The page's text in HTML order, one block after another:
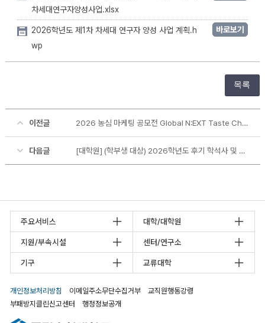
차세대연구자양성사업.xlsx
2026학년도 제1차 차세대 연구자 양성 사업 계획.h
wp
바로보기
목록
이전글 2026 농심 마케팅 공모전 Global N:EXT Taste Challenge (~7.10)
다음글 [대학원] (학부생 대상) 2026학년도 후기 학석사 및 학석박사 연계과정 모집 안내(재공지)
주요서비스 대학/대학원
지원/부속시설 센터/연구소
기구 교류대학
개인정보처리방침 이메일주소무단수집거부
교직원행동강령
부패방지클린신고센터
행정정보공개